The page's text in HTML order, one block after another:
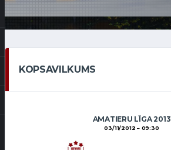
KOPSAVILKUMS
AMATIERU LĪGA 2013
03/11/2012 09:30